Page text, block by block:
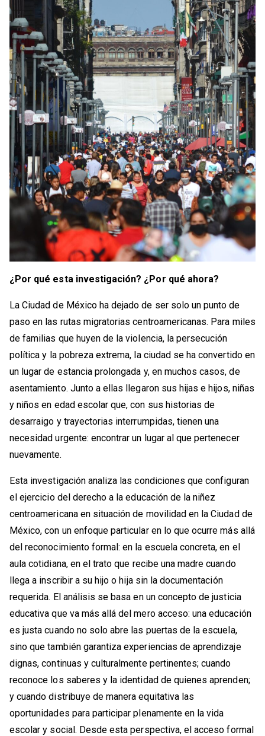
¿Por qué esta investigación? ¿Por qué ahora?
La Ciudad de México ha dejado de ser solo un punto de
paso en las rutas migratorias centroamericanas. Para miles
de familias que huyen de la violencia, la persecución
política y la pobreza extrema, la ciudad se ha convertido en
un lugar de estancia prolongada y, en muchos casos, de
asentamiento. Junto a ellas llegaron sus hijas e hijos, niñas
y niños en edad escolar que, con sus historias de
desarraigo y trayectorias interrumpidas, tienen una
necesidad urgente: encontrar un lugar al que pertenecer
nuevamente.
Esta investigación analiza las condiciones que configuran
el ejercicio del derecho a la educación de la niñez
centroamericana en situación de movilidad en la Ciudad de
México, con un enfoque particular en lo que ocurre más allá
del reconocimiento formal: en la escuela concreta, en el
aula cotidiana, en el trato que recibe una madre cuando
llega a inscribir a su hijo o hija sin la documentación
requerida. El análisis se basa en un concepto de justicia
educativa que va más allá del mero acceso: una educación
es justa cuando no solo abre las puertas de la escuela,
sino que también garantiza experiencias de aprendizaje
dignas, continuas y culturalmente pertinentes; cuando
reconoce los saberes y la identidad de quienes aprenden;
y cuando distribuye de manera equitativa las
oportunidades para participar plenamente en la vida
escolar y social. Desde esta perspectiva, el acceso formal